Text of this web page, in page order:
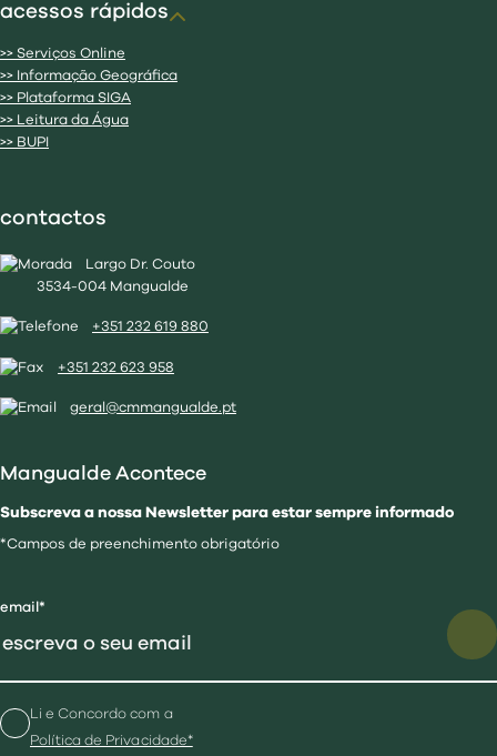
acessos rápidos
>> Serviços Online
>> Informação Geográfica
>> Plataforma SIGA
>> Leitura da Água
>> BUPI
contactos
Largo Dr. Couto
3534-004 Mangualde
+351 232 619 880
+351 232 623 958
geral@cmmangualde.pt
Mangualde Acontece
Subscreva a nossa Newsletter para estar sempre informado
*Campos de preenchimento obrigatório
email*
Li e Concordo com a
Política de Privacidade*